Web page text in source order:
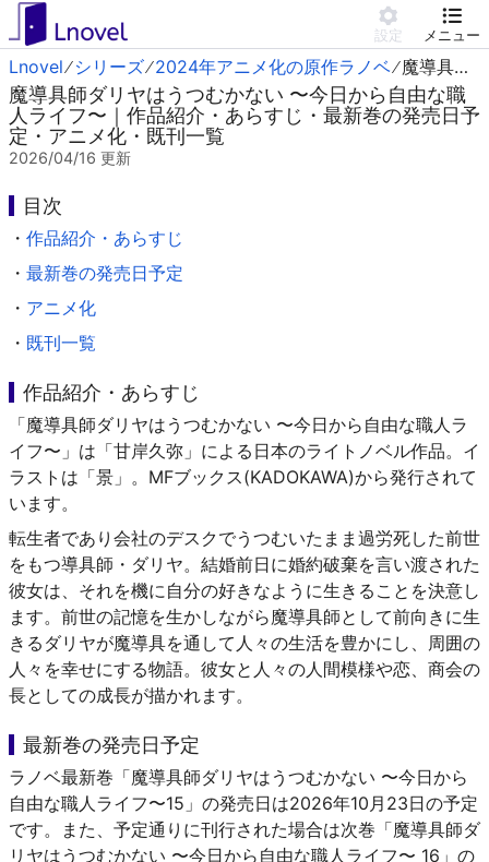
設定 メニュー
Lnovel シリーズ 2024年アニメ化の原作ラノベ 魔導具師ダリヤはうつむかない 〜今日から自由な職人ライフ〜
魔導具師ダリヤはうつむかない 〜今日から自由な職
人ライフ〜｜作品紹介・あらすじ・最新巻の発売日予
定・アニメ化・既刊一覧
2026/04/16 更新
目次
・ 作品紹介・あらすじ
・ 最新巻の発売日予定
・ アニメ化
・ 既刊一覧
作品紹介・あらすじ
「魔導具師ダリヤはうつむかない 〜今日から自由な職人ラ
イフ〜」は「甘岸久弥」による日本のライトノベル作品。イ
ラストは「景」。MFブックス(KADOKAWA)から発行されて
います。
転生者であり会社のデスクでうつむいたまま過労死した前世
をもつ導具師・ダリヤ。結婚前日に婚約破棄を言い渡された
彼女は、それを機に自分の好きなように生きることを決意し
ます。前世の記憶を生かしながら魔導具師として前向きに生
きるダリヤが魔導具を通して人々の生活を豊かにし、周囲の
人々を幸せにする物語。彼女と人々の人間模様や恋、商会の
長としての成長が描かれます。
最新巻の発売日予定
ラノベ最新巻「魔導具師ダリヤはうつむかない 〜今日から
自由な職人ライフ〜15」の発売日は2026年10月23日の予定
です。また、予定通りに刊行された場合は次巻「魔導具師ダ
リヤはうつむかない 〜今日から自由な職人ライフ〜 16」の